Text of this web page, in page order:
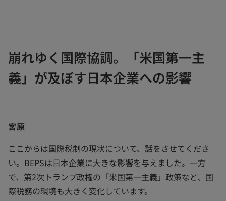
崩れゆく国際協調。「米国第一主
義」が及ぼす日本企業への影響
宮原
ここからは国際税制の現状について、話をさせてくださ
い。BEPSは日本企業に大きな影響を与えました。一方
で、第2次トランプ政権の「米国第一主義」政策など、国
際税務の環境も大きく変化しています。